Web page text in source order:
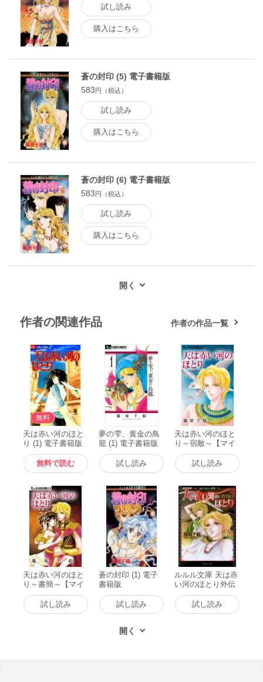
試し読み
購入はこちら
蒼の封印 (5) 電子書籍版
583円（税込）
試し読み
購入はこちら
蒼の封印 (6) 電子書籍版
583円（税込）
試し読み
購入はこちら
作者の関連作品 作者の作品一覧
無料
天は赤い河のほと
り (1) 電子書籍版
無料で読む
夢の雫、黄金の鳥
籠 (1) 電子書籍版
試し読み
天は赤い河のほと
り～宿敵～【マイ
クロ】 電子書籍版
試し読み
天は赤い河のほと
り～書簡～【マイ
クロ】 電子書籍版
試し読み
蒼の封印 (1) 電子
書籍版
試し読み
ルルル文庫 天は赤
い河のほとり外伝
～魔が時代の黎明
～(イラスト完全
版) 電子書籍版
試し読み